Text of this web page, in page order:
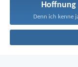
Hoffnung
Denn ich kenne